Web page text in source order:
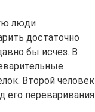
люди
достаточно
бы исчез. В
Второй человек
его переваривания